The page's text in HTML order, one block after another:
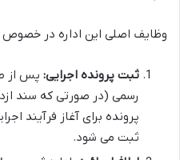
وظایف اصلی این اداره در خصوص
ثبت پرونده اجرایی: پس از
رسمی (در صورتی که سند
پرونده برای آغاز فرآیند
ثبت می شود.